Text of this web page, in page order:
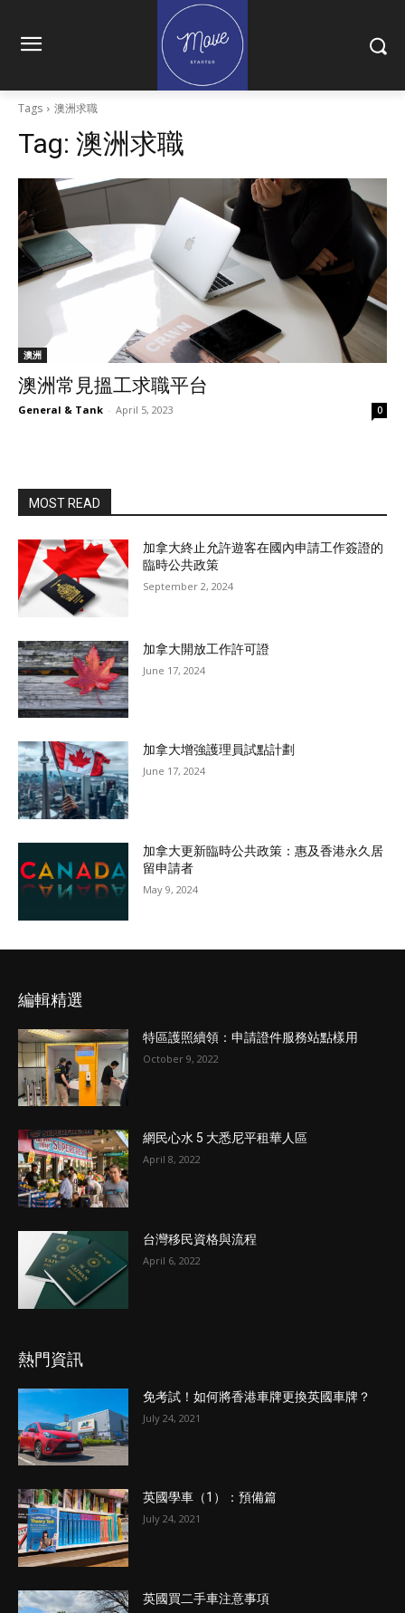
Tags 澳洲求職
Tag: 澳洲求職
澳洲
澳洲常見搵工求職平台
General & Tank - April 5, 2023 0
MOST READ
加拿大終止允許遊客在國內申請工作簽證的
臨時公共政策
September 2, 2024
加拿大開放工作許可證
June 17, 2024
加拿大增強護理員試點計劃
June 17, 2024
加拿大更新臨時公共政策：惠及香港永久居
留申請者
May 9, 2024
編輯精選
特區護照續領：申請證件服務站點樣用
October 9, 2022
網民心水 5 大悉尼平租華人區
April 8, 2022
台灣移民資格與流程
April 6, 2022
熱門資訊
免考試！如何將香港車牌更換英國車牌？
July 24, 2021
英國學車（1）：預備篇
July 24, 2021
英國買二手車注意事項